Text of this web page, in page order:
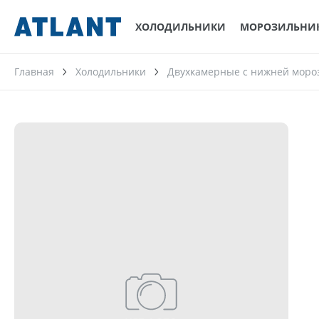
ХОЛОДИЛЬНИКИ
Главная Холодильники Двухкамерные с нижней